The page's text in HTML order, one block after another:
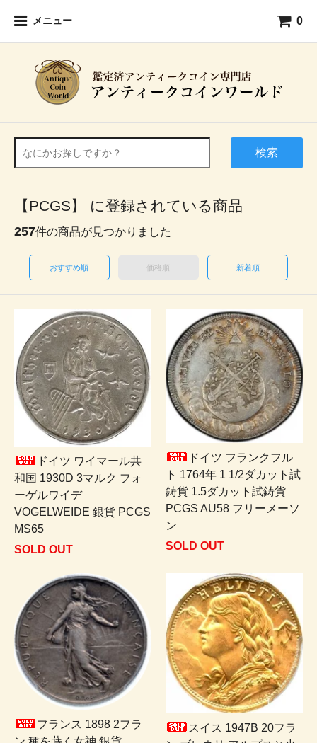
メニュー 0
検索
【PCGS】 に登録されている商品
257件の商品が見つかりました
おすすめ順 価格順 新着順
ドイツ ワイマール共
和国 1930D 3マルク フォ
ーゲルワイデ
VOGELWEIDE 銀貨 PCGS
MS65
SOLD OUT
ドイツ フランクフル
ト 1764年 1 1/2ダカット試
鋳貨 1.5ダカット試鋳貨
PCGS AU58 フリーメーソ
ン
SOLD OUT
フランス 1898 2フラ
スイス 1947B 20フラ